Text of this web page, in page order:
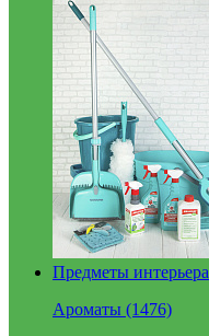
Предметы интерьера
Ароматы (1476)